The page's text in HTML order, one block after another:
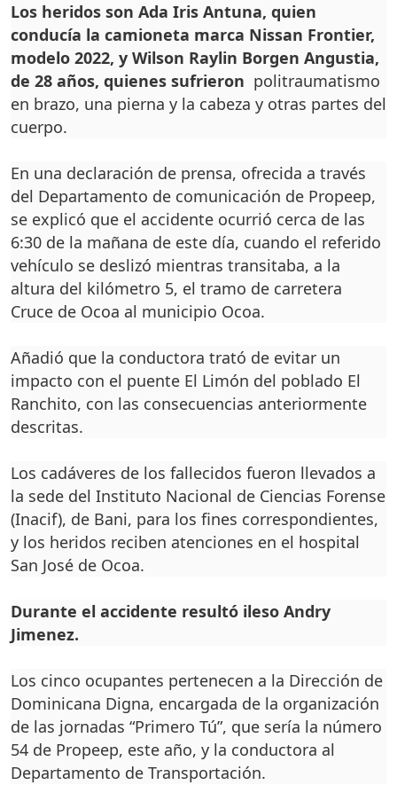
Los heridos son Ada Iris Antuna, quien
conducía la camioneta marca Nissan Frontier,
modelo 2022, y Wilson Raylin Borgen Angustia,
de 28 años, quienes sufrieron politraumatismo
en brazo, una pierna y la cabeza y otras partes del
cuerpo.
En una declaración de prensa, ofrecida a través
del Departamento de comunicación de Propeep,
se explicó que el accidente ocurrió cerca de las
6:30 de la mañana de este día, cuando el referido
vehículo se deslizó mientras transitaba, a la
altura del kilómetro 5, el tramo de carretera
Cruce de Ocoa al municipio Ocoa.
Añadió que la conductora trató de evitar un
impacto con el puente El Limón del poblado El
Ranchito, con las consecuencias anteriormente
descritas.
Los cadáveres de los fallecidos fueron llevados a
la sede del Instituto Nacional de Ciencias Forense
(Inacif), de Bani, para los fines correspondientes,
y los heridos reciben atenciones en el hospital
San José de Ocoa.
Durante el accidente resultó ileso Andry
Jimenez.
Los cinco ocupantes pertenecen a la Dirección de
Dominicana Digna, encargada de la organización
de las jornadas “Primero Tú”, que sería la número
54 de Propeep, este año, y la conductora al
Departamento de Transportación.